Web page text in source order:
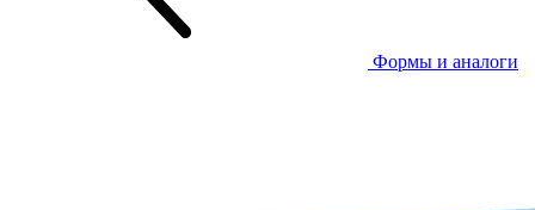
Формы и аналоги